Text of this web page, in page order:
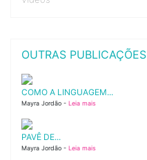
OUTRAS PUBLICAÇÕES
COMO A LINGUAGEM...
Mayra Jordão - Leia mais
PAVÊ DE...
Mayra Jordão - Leia mais